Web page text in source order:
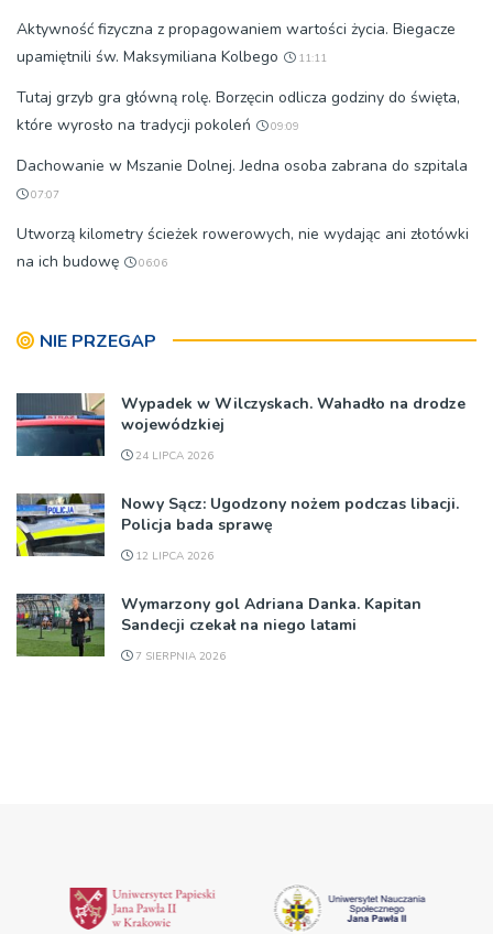
Aktywność fizyczna z propagowaniem wartości życia. Biegacze
upamiętnili św. Maksymiliana Kolbego
11:11
Tutaj grzyb gra główną rolę. Borzęcin odlicza godziny do święta,
które wyrosło na tradycji pokoleń
09:09
Dachowanie w Mszanie Dolnej. Jedna osoba zabrana do szpitala
07:07
Utworzą kilometry ścieżek rowerowych, nie wydając ani złotówki
na ich budowę
06:06
NIE PRZEGAP
Wypadek w Wilczyskach. Wahadło na drodze
wojewódzkiej
24 LIPCA 2026
Nowy Sącz: Ugodzony nożem podczas libacji.
Policja bada sprawę
12 LIPCA 2026
Wymarzony gol Adriana Danka. Kapitan
Sandecji czekał na niego latami
7 SIERPNIA 2026